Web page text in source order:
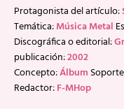
Protagonista del artículo:
Temática:Música Metal
Discográfica o editorial:
publicación:2002
Concepto:Álbum
Redactor:F-MHop